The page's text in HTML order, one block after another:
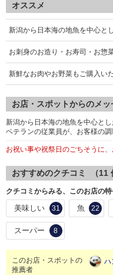
オススメ
新潟から日本海の地魚を中心と
お刺身のお造り・お寿司・お惣
新鮮なお肉やお野菜もご購入い
お店・スポットからのメッ
新潟から日本海の地魚を中心と
ベテランの従業員が、お客様の
お祝い事や祝祭日のごちそうに
おすすめのクチコミ （11
クチコミからみる、このお店の
美味しい 31 魚 22
スーパー 8
このお店・スポットの
推薦者
ハ